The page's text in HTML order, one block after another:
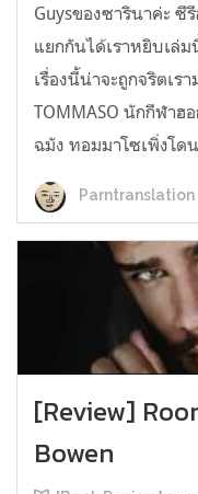
Guysของซารินาค่ะ ซี
แยกกันได้เราหยิบเล่ม
เรื่องนี้น่าจะถูกจริตเร
TOMMASO นักกีฬา
ฉมัง ทอมมาโซเพิ่งโด
[Review]
Bowen